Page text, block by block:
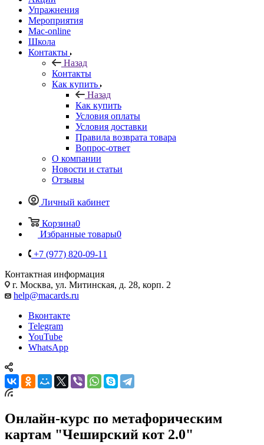
Упражнения
Мероприятия
Mac-online
Школа
Контакты
Назад
Контакты
Как купить
Назад
Как купить
Условия оплаты
Условия доставки
Правила возврата товара
Вопрос-ответ
О компании
Новости и статьи
Отзывы
Личный кабинет
Корзина0
Избранные товары0
+7 (977) 820-09-11
Контактная информация
г. Москва, ул. Митинская, д. 28, корп. 2
help@macards.ru
Вконтакте
Telegram
YouTube
WhatsApp
Онлайн-курс по метафорическим
картам "Чеширский кот 2.0"